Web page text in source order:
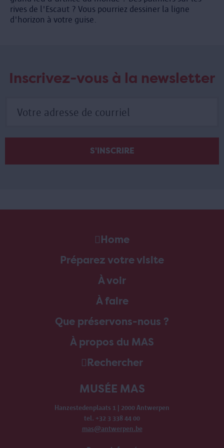
rives de l'Escaut ? Vous pourriez dessiner la ligne
d'horizon à votre guise.
Inscrivez-vous à la newsletter
Home
Préparez votre visite
À voir
À faire
Que préservons-nous ?
À propos du MAS
Rechercher
MUSÉE MAS
Hanzestedenplaats 1 | 2000 Antwerpen
tel. +32 3 338 44 00
mas@antwerpen.be